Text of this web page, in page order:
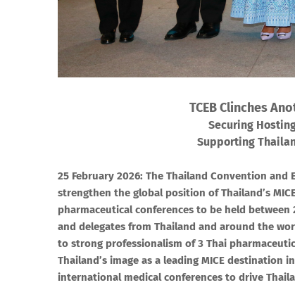
TCEB Clinches
Securing
Supporting
25 February 2026: The Thailand Convention
strengthen the global position of Thailand’s
pharmaceutical conferences to be held
and delegates from Thailand and around the
to strong professionalism of 3 Thai
Thailand’s image as a leading MICE destination
international medical conferences to drive